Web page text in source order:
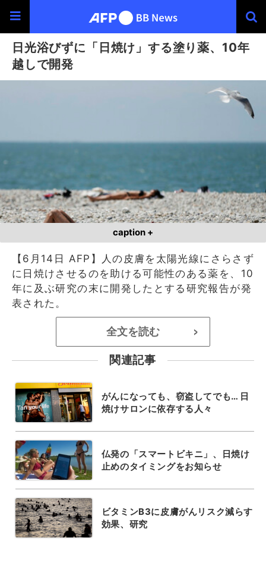
日光浴びずに「日焼け」する塗り薬、10年
越しで開発
caption +
【6月14日 AFP】人の皮膚を太陽光線にさらさず
に日焼けさせるのを助ける可能性のある薬を、10
年に及ぶ研究の末に開発したとする研究報告が発
表された。
全文を読む >
関連記事
がんになっても、窃盗してでも… 日
焼けサロンに依存する人々
仏発の「スマートビキニ」、日焼け
止めのタイミングをお知らせ
ビタミンB3に皮膚がんリスク減らす
効果、研究